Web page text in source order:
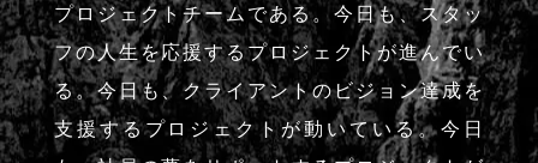
プロジェクトチームである。今日も、スタッ
フの人生を応援するプロジェクトが進んでい
る。今日も、クライアントのビジョン達成を
支援するプロジェクトが動いている。今日